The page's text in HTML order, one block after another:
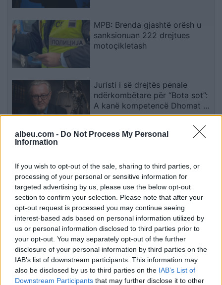
albeu.com - Do Not Process My Personal
Information
If you wish to opt-out of the sale, sharing to third parties, or
processing of your personal or sensitive information for
targeted advertising by us, please use the below opt-out
section to confirm your selection. Please note that after your
opt-out request is processed you may continue seeing
interest-based ads based on personal information utilized by
us or personal information disclosed to third parties prior to
your opt-out. You may separately opt-out of the further
disclosure of your personal information by third parties on the
IAB’s list of downstream participants. This information may
also be disclosed by us to third parties on the IAB’s List of
Downstream Participants that may further disclose it to other
MPB: Brenda gjashtë orësh u
sanksionuan 222 drejtues
motoçikletash
Juristi i së drejtës penale
ndërkombëtare për “Bota sot”:
A kanë kompetencë Dhomat e
Specializuara të Kosovës për
krime kundër njerëzimit pas
zbulimit të…
fëmijëve? – Përgjigjet e
psikologëve